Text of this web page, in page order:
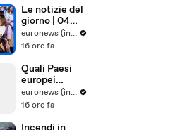
le fiamme
spinte dal
vento
Le notizie del
giorno | 04
agosto 2026 -
Pomeridiane
euronews (in Italiano)
16 ore fa
Quali Paesi
europei
sostengono
maggiorment
dell'Ucraina
euronews (in Italiano)
16 ore fa